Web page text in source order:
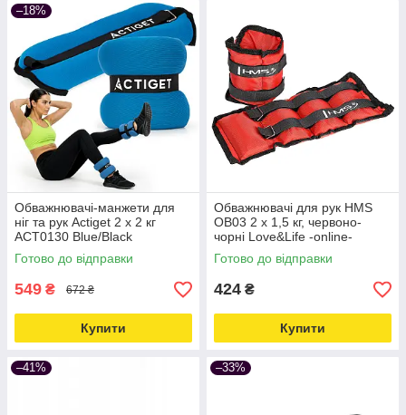
–18%
Обважнювачі-манжети для
ніг та рук Actiget 2 x 2 кг
ACT0130 Blue/Black
Love&Life -online-multimarket-
Готово до відправки
549 ₴ 672 ₴
Купити
Обважнювачі для рук HMS
OB03 2 x 1,5 кг, червоно-
чорні Love&Life -online-
multimarket-
Готово до відправки
424 ₴
Купити
–41% –33%